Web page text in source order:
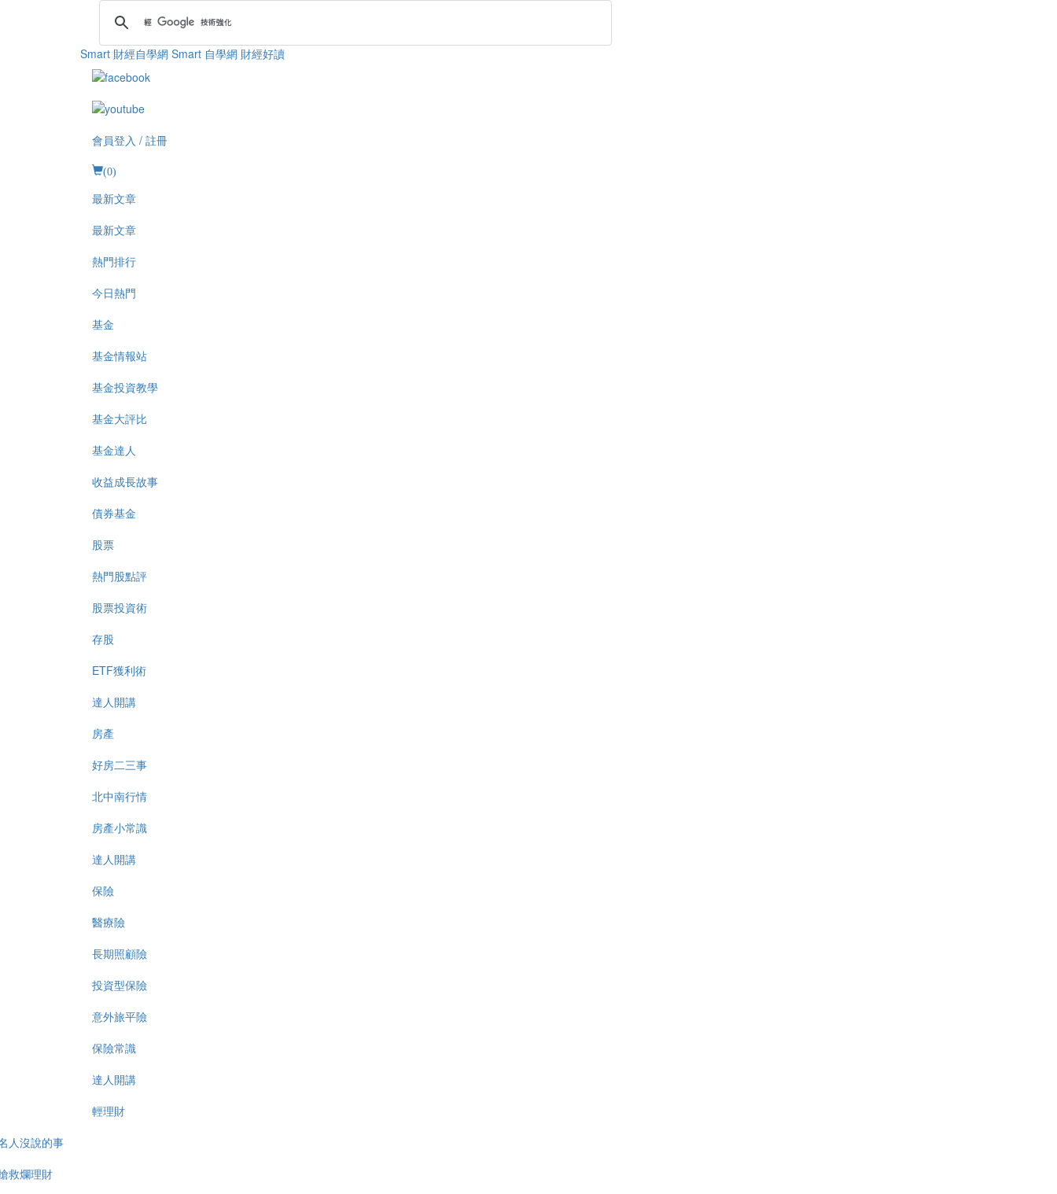
Smart 財經自學網 Smart 自學網 財經好讀
會員登入 / 註冊
(0)
最新文章
最新文章
熱門排行
今日熱門
基金
基金情報站
基金投資教學
基金大評比
基金達人
收益成長故事
債券基金
股票
熱門股點評
股票投資術
存股
ETF獲利術
達人開講
房產
好房二三事
北中南行情
房產小常識
達人開講
保險
醫療險
長期照顧險
投資型保險
意外旅平險
保險常識
達人開講
輕理財
人沒說的事
救爛理財